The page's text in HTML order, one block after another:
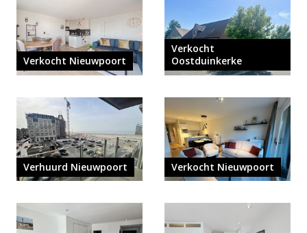
Verkocht Nieuwpoort
Verkocht
Oostduinkerke
Verhuurd Nieuwpoort Verkocht Nieuwpoort